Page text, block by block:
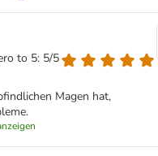
to 5: 5/5
Magen hat,